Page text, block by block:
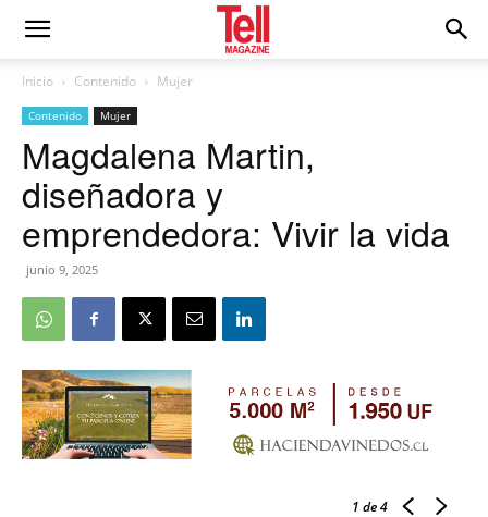
Inicio Contenido Mujer
Contenido Mujer
Magdalena Martin,
diseñadora y
emprendedora: Vivir la vida
junio 9, 2025
1 de 4